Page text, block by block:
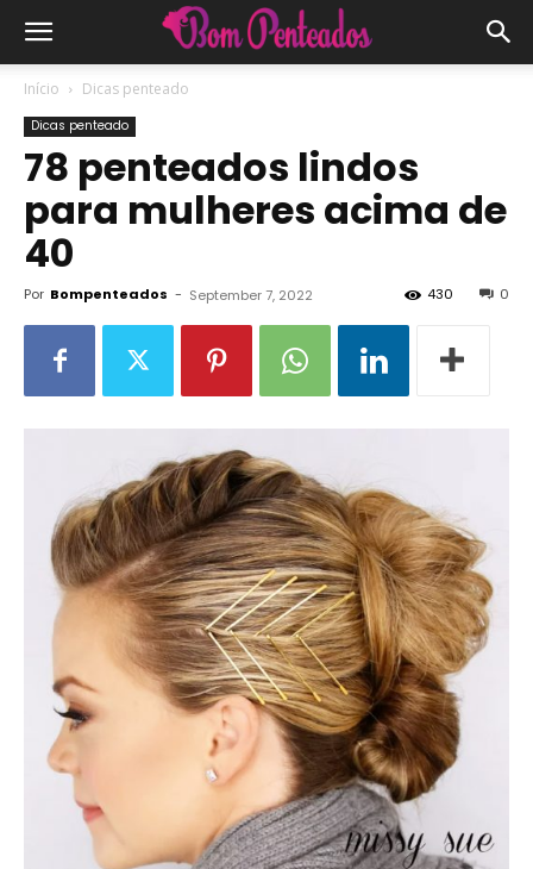
Início Dicas penteado
Dicas penteado
78 penteados lindos
para mulheres acima de
40
Por Bompenteados - September 7, 2022 0
430